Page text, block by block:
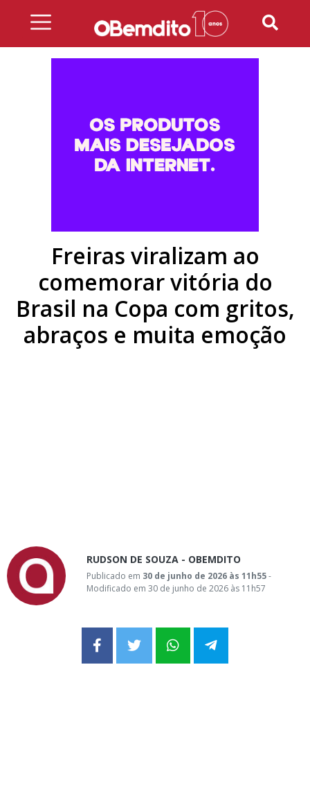
Freiras viralizam ao
comemorar vitória do
Brasil na Copa com gritos,
abraços e muita emoção
RUDSON DE SOUZA - OBEMDITO
Publicado em 30 de junho de 2026 às 11h55-
Modificado em 30 de junho de 2026 às 11h57